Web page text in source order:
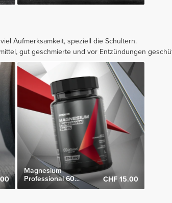
Aufmerksamkeit, speziell die Schultern.
gut geschmierte und vor Entzündungen
Magnesium
Professional 60
CHF 15.00